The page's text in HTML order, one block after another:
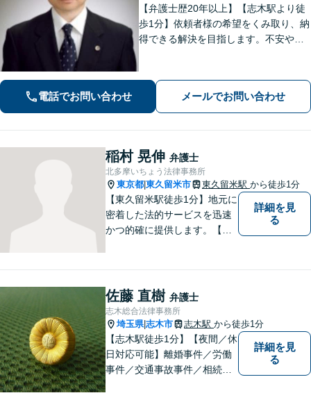
【弁護士歴20年以上】【志木駅より徒
歩1分】依頼者様の希望をくみ取り、納
得できる解決を目指します。不安や疑
事件／何でも遠慮せずご相談ください
【初回面談無料（30分まで）】
電話でお問い合わせ メールでお問い合わせ
稲村 晃伸 弁護士
北多摩いちょう法律事務所
東京都 東久留米市 東久留米駅 から徒歩1分
【東久留米駅徒歩1分】地元に
密着した法的サービスを迅速
かつ的確に提供します。【当
納得のいく解決を目指して、
全力を尽くします。【法テラ
ス利用可能】
詳細を見
る
佐藤 直樹 弁護士
志木総合法律事務所
埼玉県|志木市 志木駅 から徒歩1分
【志木駅徒歩1分】【夜間／休
日対応可能】離婚事件／労働
事件／交通事故事件／相続事
詳細を見
る